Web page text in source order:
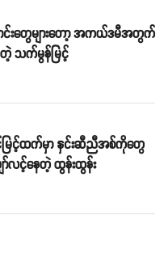
င်းတွေများတော့ အကယ်ဒမီအတွက်
တဲ့ သက်မွန်မြင့်
ြင့်ထက်မှာ နှင်းဆီညီအစ်ကိုတွေ
လင့်နေတဲ့ ထွန်းထွန်း